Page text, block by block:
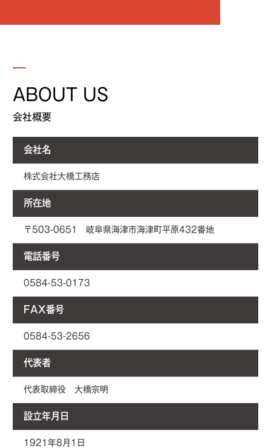
ABOUT US
会社概要
会社名
株式会社大橋工務店
所在地
〒503-0651 岐阜県海津市海津町平原432番地
電話番号
0584-53-0173
FAX番号
0584-53-2656
代表者
代表取締役 大橋宗明
設立年月日
1921年8月1日